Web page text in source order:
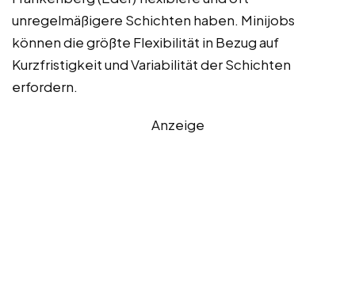
unregelmäßigere Schichten haben. Minijobs
können die größte Flexibilität in Bezug auf
Kurzfristigkeit und Variabilität der Schichten
erfordern.
Anzeige